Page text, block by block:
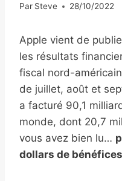
Par Steve 28/10/2022
Apple vient de
les résultats
fiscal nord-
de juillet, août et
a facturé 90,1
monde, dont 20,7
vous avez bien lu…
dollars de